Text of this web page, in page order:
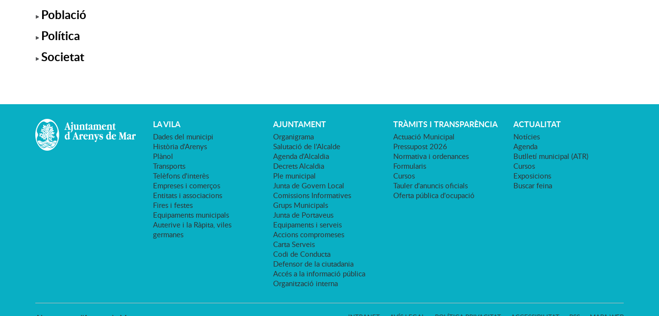
Població
Política
Societat
LA VILA
Dades del municipi
Història d'Arenys
Plànol
Transports
Telèfons d'interès
Empreses i comerços
Entitats i associacions
Fires i festes
Equipaments municipals
Auterive i la Ràpita, viles
germanes
AJUNTAMENT
Organigrama
Salutació de l'Alcalde
Agenda d'Alcaldia
Decrets Alcaldia
Ple municipal
Junta de Govern Local
Comissions Informatives
Grups Municipals
Junta de Portaveus
Equipaments i serveis
Accions compromeses
Carta Serveis
Codi de Conducta
Defensor de la ciutadania
Accés a la informació pública
Organització interna
TRÀMITS I TRANSPARÈNCIA
Actuació Municipal
Pressupost 2026
Normativa i ordenances
Formularis
Cursos
Tauler d'anuncis oficials
Oferta pública d'ocupació
ACTUALITAT
Notícies
Agenda
Butlletí municipal (ATR)
Cursos
Exposicions
Buscar feina